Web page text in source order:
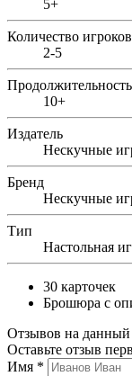
5+
Количество игроков
2-5
10+
Издатель
Нескучные
Бренд
Нескучные
Тип
Настольная
30 карточек
Брошюра с
Отзывов на данный
Оставьте отзыв
Имя *